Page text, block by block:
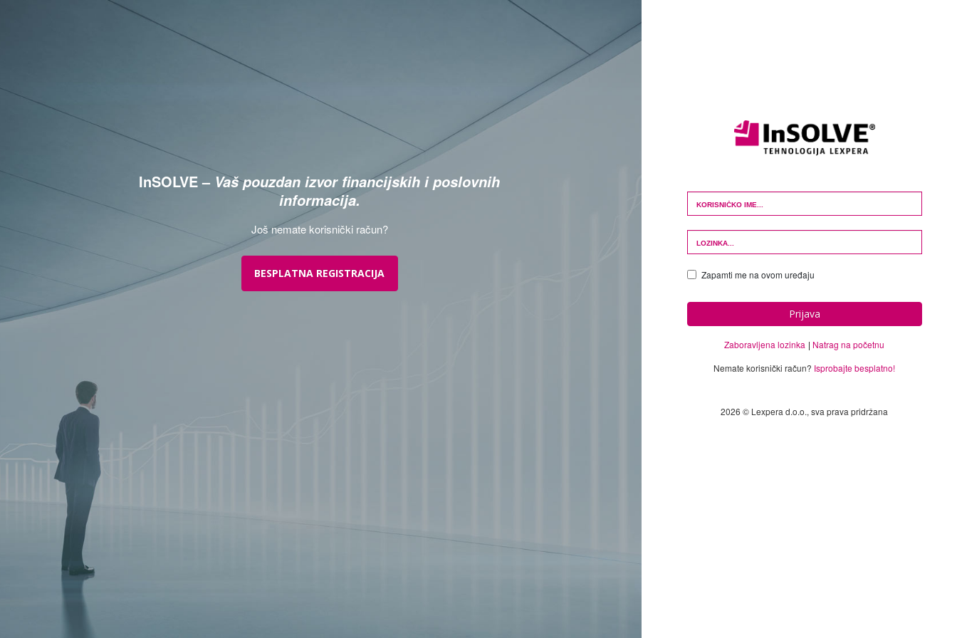
InSOLVE – Vaš pouzdan izvor financijskih i poslovnih
informacija.
Još nemate korisnički račun?
BESPLATNA REGISTRACIJA
Login Form
Zapamti me na ovom uređaju
Prijava
Zaboravljena lozinka
Natrag na početnu
Nemate korisnički račun? Isprobajte besplatno!
2026 © Lexpera d.o.o., sva prava pridržana